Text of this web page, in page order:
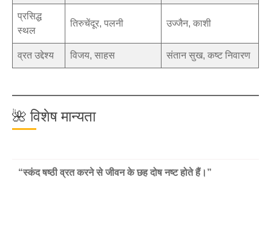
प्रसिद्ध
स्थल
तिरुचेंदूर, पलनी उज्जैन, काशी
व्रत उद्देश्य विजय, साहस संतान सुख, कष्ट निवारण
🌺 विशेष मान्यता
“स्कंद षष्ठी व्रत करने से जीवन के छह दोष नष्ट होते हैं।”